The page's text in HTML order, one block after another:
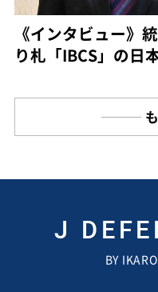
《インタビュー》
り札「IBCS」の日
J
BY